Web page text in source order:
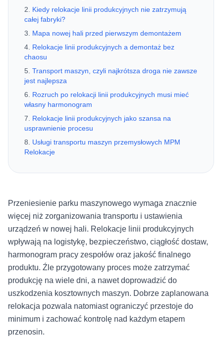
Kiedy relokacje linii produkcyjnych nie zatrzymują
całej fabryki?
Mapa nowej hali przed pierwszym demontażem
Relokacje linii produkcyjnych a demontaż bez
chaosu
Transport maszyn, czyli najkrótsza droga nie zawsze
jest najlepsza
Rozruch po relokacji linii produkcyjnych musi mieć
własny harmonogram
Relokacje linii produkcyjnych jako szansa na
usprawnienie procesu
Usługi transportu maszyn przemysłowych MPM
Relokacje
Przeniesienie parku maszynowego wymaga znacznie
więcej niż zorganizowania transportu i ustawienia
urządzeń w nowej hali. Relokacje linii produkcyjnych
wpływają na logistykę, bezpieczeństwo, ciągłość dostaw,
harmonogram pracy zespołów oraz jakość finalnego
produktu. Źle przygotowany proces może zatrzymać
produkcję na wiele dni, a nawet doprowadzić do
uszkodzenia kosztownych maszyn. Dobrze zaplanowana
relokacja pozwala natomiast ograniczyć przestoje do
minimum i zachować kontrolę nad każdym etapem
przenosin.